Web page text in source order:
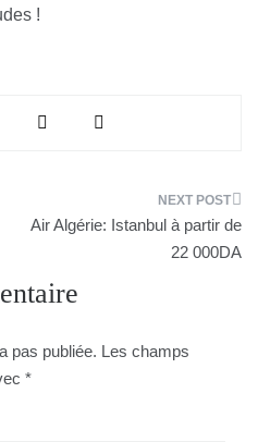
!
Air Algérie: Istanbul à partir de
22 000DA
pas publiée. Les champs
*